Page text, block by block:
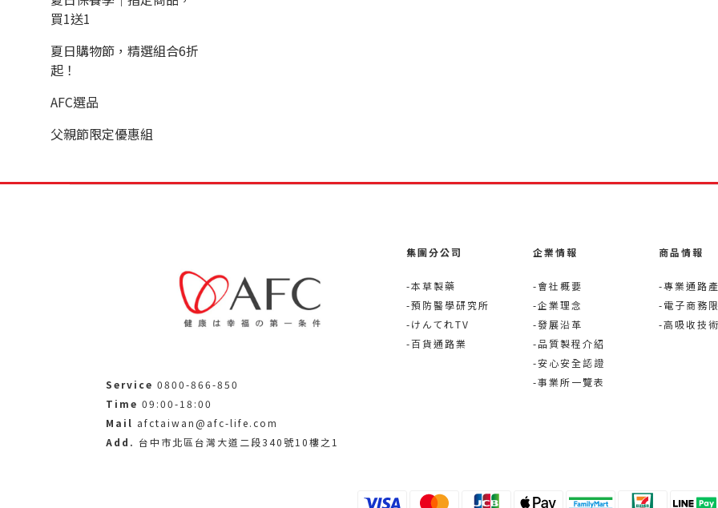
買1送1
夏日購物節，精選組合6折
起！
AFC選品
父親節限定優惠組
Service 0800-866-850
Time 09:00-18:00
Mail afctaiwan@afc-life.com
Add. 台中市北區台灣大道二段340號10樓之1
集團分公司
-本草製藥
-預防醫學研究所
-けんてれTV
-百貨通路業
企業情報
-會社概要
-企業理念
-發展沿革
-品質製程介紹
-安心安全認證
-事業所一覽表
商品情報
-專業通路
-電子商務
-高吸收技